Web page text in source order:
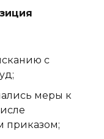
с
меры к
приказом;